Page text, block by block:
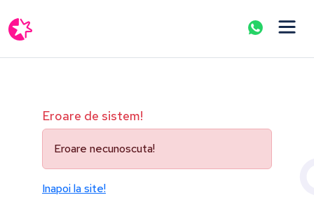
Eroare de sistem!
Eroare necunoscuta!
Inapoi la site!